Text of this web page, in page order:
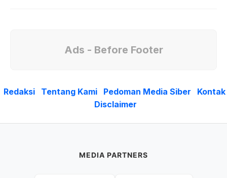
Ads - Before Footer
Redaksi Tentang Kami Pedoman Media Siber
Kontak
Disclaimer
MEDIA PARTNERS